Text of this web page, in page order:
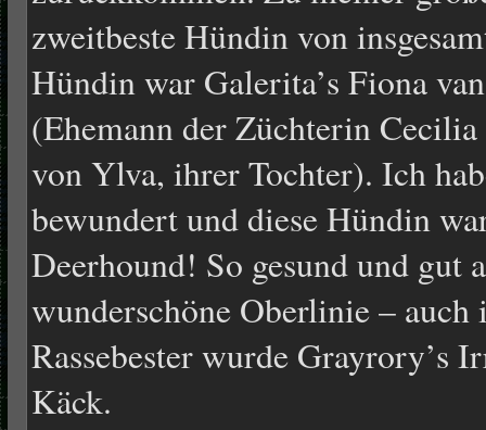
zweitbeste Hündin von
Hündin war Galerita’s Fiona
(Ehemann der Züchterin
von Ylva, ihrer Tochter). Ich
bewundert und diese Hündin
Deerhound! So gesund und gut
wunderschöne Oberlinie – auch
Rassebester wurde Grayrory’s
Käck.